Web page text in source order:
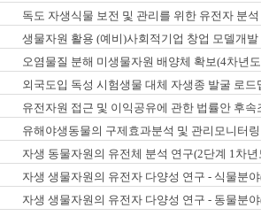
독도 자생식물 보전 및 관리를 위한 유전자 분
생물자원 활용 (예비)사회적기업 창업 모델개
오염물질 분해 미생물자원 배양체 확보(4차년
외국도입 독성 시험생물 대체 자생종 발굴 로드
유전자원 접근 및 이익공유에 관한 법률안 후속
유해야생동물의 구제효과분석 및 관리모니터
자생 동물자원의 유전체 분석 연구(2단계 1차년
자생 생물자원의 유전자 다양성 연구 - 식물분
자생 생물자원의 유전자 다양성 연구 - 동물분